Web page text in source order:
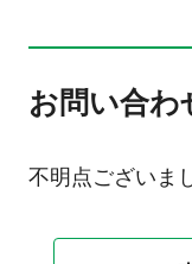
お問い合わ
不明点ございま